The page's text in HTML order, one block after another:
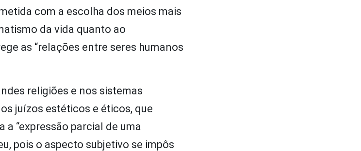
com a escolha dos meios mais
da vida quanto ao
as “relações entre seres humanos
religiões e nos sistemas
juízos estéticos e éticos, que
“expressão parcial de uma
pois o aspecto subjetivo se impôs